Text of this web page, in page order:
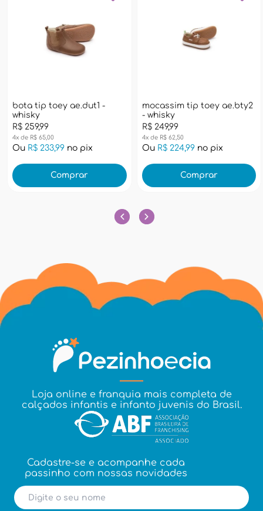
bota tip toey ae.dut1 -
whisky
R$ 259,99
4x de R$ 65,00
Ou R$ 233,99 no pix
Comprar
mocassim tip toey ae.bty2
- whisky
R$ 249,99
4x de R$ 62,50
Ou R$ 224,99no pix
Comprar
Loja online e franquia mais completa de
calçados infantis e infanto juvenis do Brasil.
Cadastre-se e acompanhe cada
passinho com nossas novidades